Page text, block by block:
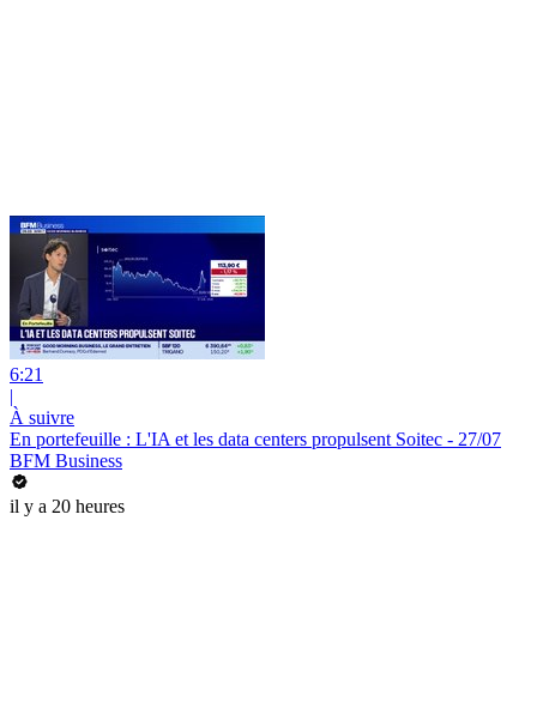
6:21
|
À suivre
En portefeuille : L'IA et les data centers propulsent Soitec - 27/07
BFM Business
il y a 20 heures